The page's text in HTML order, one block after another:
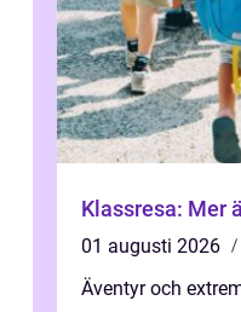
Klassresa: Mer
01 augusti 2026
Äventyr och